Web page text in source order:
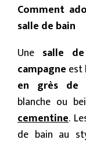
Comment
salle de bain
Une salle
campagne est
en grès de
blanche ou
cementine.
de bain au